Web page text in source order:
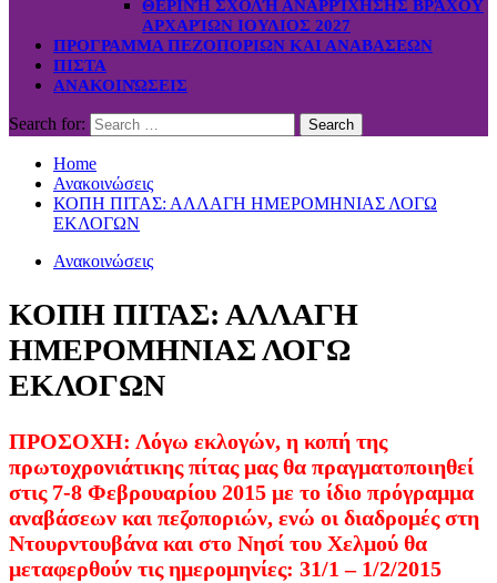
ΘΕΡΙΝΉ ΣΧΟΛΉ ΑΝΑΡΡΊΧΗΣΗΣ ΒΡΆΧΟΥ
ΑΡΧΑΡΊΩΝ ΙΟΥΛΙΟΣ 2027
ΠΡΟΓΡΑΜΜΑ ΠΕΖΟΠΟΡΙΩΝ ΚΑΙ ΑΝΑΒΑΣΕΩΝ
ΠΙΣΤΑ
ΑΝΑΚΟΙΝΏΣΕΙΣ
Search for:
Home
Ανακοινώσεις
ΚΟΠΗ ΠΙΤΑΣ: ΑΛΛΑΓΗ ΗΜΕΡΟΜΗΝΙΑΣ ΛΟΓΩ
ΕΚΛΟΓΩΝ
Ανακοινώσεις
ΚΟΠΗ ΠΙΤΑΣ: ΑΛΛΑΓΗ
ΗΜΕΡΟΜΗΝΙΑΣ ΛΟΓΩ
ΕΚΛΟΓΩΝ
ΠΡΟΣΟΧΗ: Λόγω εκλογών, η κοπή της
πρωτοχρονιάτικης πίτας μας θα πραγματοποιηθεί
στις 7-8 Φεβρουαρίου 2015 με το ίδιο πρόγραμμα
αναβάσεων και πεζοποριών, ενώ οι διαδρομές στη
Ντουρντουβάνα και στο Νησί του Χελμού θα
μεταφερθούν τις ημερομηνίες: 31/1 – 1/2/2015